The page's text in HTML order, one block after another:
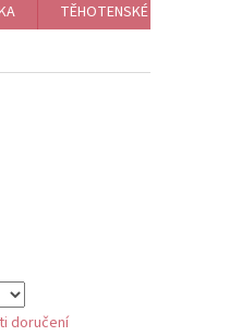
TĚHOTENSKÉ ROLNIČKY,
doručení